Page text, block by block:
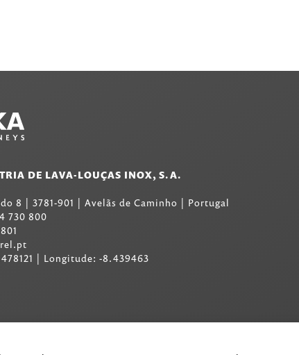
DE LAVA-LOUÇAS INOX, S.A.
8 | 3781-901 | Avelãs de Caminho | Portugal
730 800
| Longitude: -8.439463